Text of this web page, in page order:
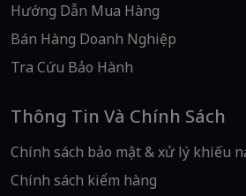
Hướng Dẫn Mua Hàng
Bán Hàng Doanh Nghiệp
Tra Cứu Bảo Hành
Thông Tin Và Chính Sách
Chính sách bảo mật & xử lý khiếu
Chính sách kiểm hàng